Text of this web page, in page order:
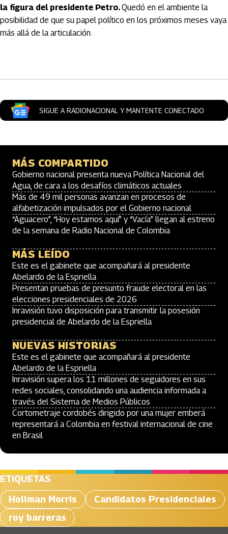
la figura del presidente Petro.Quedó en el ambiente la
posibilidad de que su papel político en los próximos meses vaya
más allá de la articulación.
SIGUE A RADIONACIONAL Y MANTENTE CONECTADO
MÁS COMPARTIDO
Gobierno nacional presenta nueva Política Nacional del
Agua, de cara a los desafíos climáticos actuales
Más de 49 mil personas avanzan en procesos de
alfabetización impulsados por el Gobierno nacional
“Aguacero”, “Hoy estamos aquí” y “Vacía” llegan al estreno
de la semana de Radio Nacional de Colombia
MÁS LEÍDO
Este es el gabinete que acompañará al presidente
Abelardo de la Espriella
Presentan pruebas de presunto fraude electoral en las
elecciones presidenciales de 2026
Inravisión tuvo disposición para transmitir la posesión
presidencial de Abelardo de la Espriella
NUEVAS HISTORIAS
Este es el gabinete que acompañará al presidente
Abelardo de la Espriella
Inravisión supera los 11 millones de seguidores en sus
redes sociales, consolidando una audiencia informada a
través del Sistema de Medios Públicos
Cortometraje cordobés dirigido por una mujer emberá
representará a Colombia en festival internacional de cine
en Brasil
ETIQUETAS
Hollman Morris
Candidatos Presidenciales
roy barreras